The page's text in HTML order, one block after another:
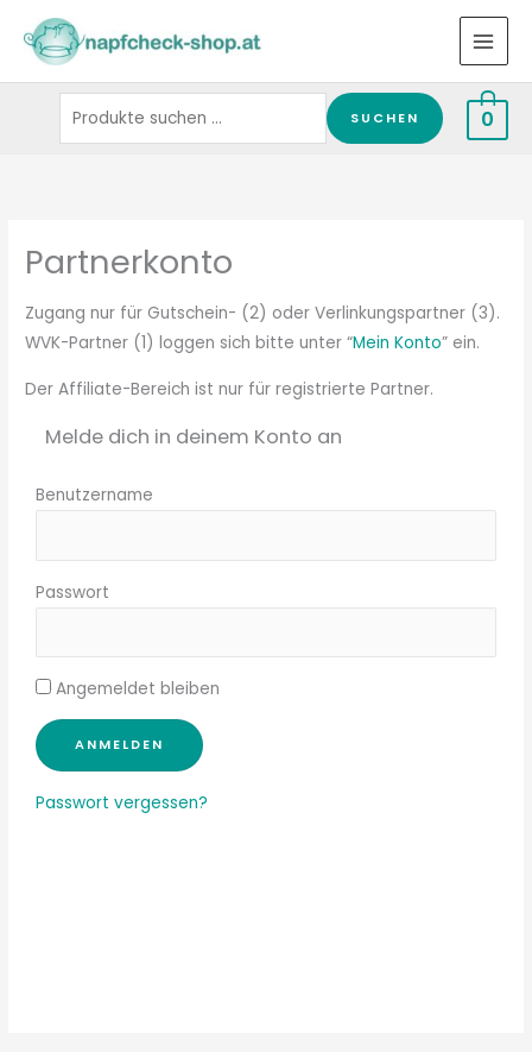
Inhalt
springen
Suchen
nach:
SUCHEN 0
Partnerkonto
Zugang nur für Gutschein- (2) oder Verlinkungspartner (3).
WVK-Partner (1) loggen sich bitte unter “Mein Konto” ein.
Der Affiliate-Bereich ist nur für registrierte Partner.
Melde dich in deinem Konto an
Benutzername
Passwort
Angemeldet bleiben
Passwort vergessen?